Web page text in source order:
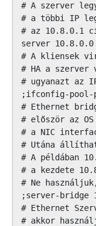
# A szerver
# a többi IP
# az 10.8.0.1
server 10.8.0.0
# A kliensek
# HA a szerver
# ugyanazt az
;ifconfig-
# Ethernet
# először az
# a NIC
# Utána
# A példában
# a kezdete
# Ne
;server-bridge
# Ethernet
# akkor